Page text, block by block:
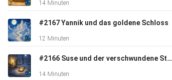
14 Minuten
#2167 Yannik und das goldene Schloss
12 Minuten
#2166 Suse und der verschwundene Stern
14 Minuten